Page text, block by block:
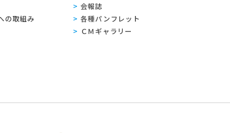
の取組み
会報誌
各種パンフレット
ＣＭギャラリー